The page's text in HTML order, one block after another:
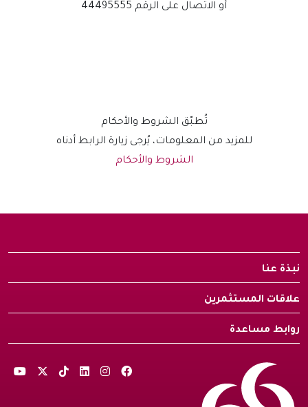
أو الاتصال على الرقم 44495555
تُطبّق الشروط والأحكام
للمزيد من المعلومات، يُرجى زيارة الرابط أدناه
الشروط والأحكام
نبذة عنا
علاقات المستثمرين
روابط مساعدة